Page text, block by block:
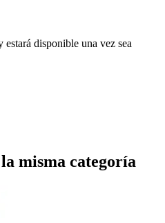
disponible una vez sea
misma categoría